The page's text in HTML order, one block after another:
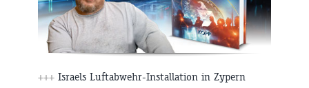
+++ Israels Luftabwehr-Installation in Zypern